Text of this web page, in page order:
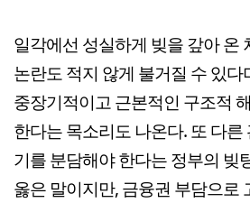
일각에선 성실하게 빚을 갚아 온
논란도 적지 않게 불거질 수 있
중장기적이고 근본적인 구조적
한다는 목소리도 나온다. 또 다른
기를 분담해야 한다는 정부의 빚
옳은 말이지만, 금융권 부담으로